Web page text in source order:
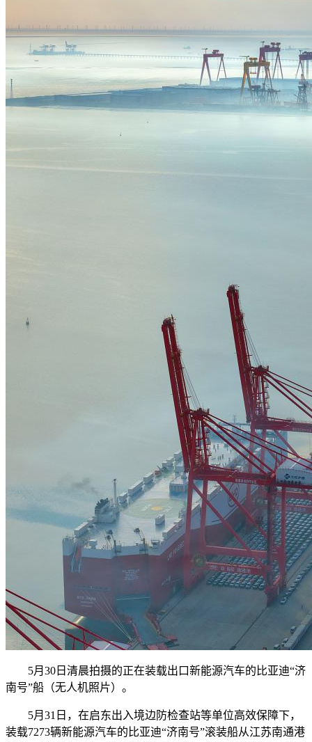
5月30日清晨拍摄的正在装载出口新能源汽车的比亚迪“济
南号”船（无人机照片）。
5月31日，在启东出入境边防检查站等单位高效保障下，
装载7273辆新能源汽车的比亚迪“济南号”滚装船从江苏南通港